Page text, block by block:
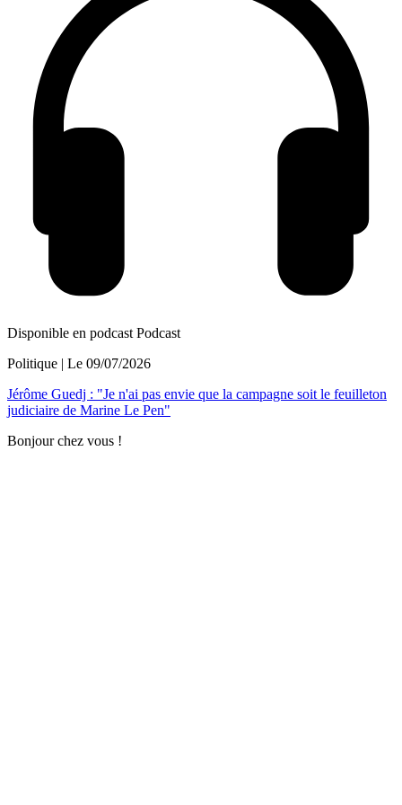
Disponible en podcast Podcast
Politique | Le 09/07/2026
Jérôme Guedj : "Je n'ai pas envie que la campagne soit le feuilleton
judiciaire de Marine Le Pen"
Bonjour chez vous !